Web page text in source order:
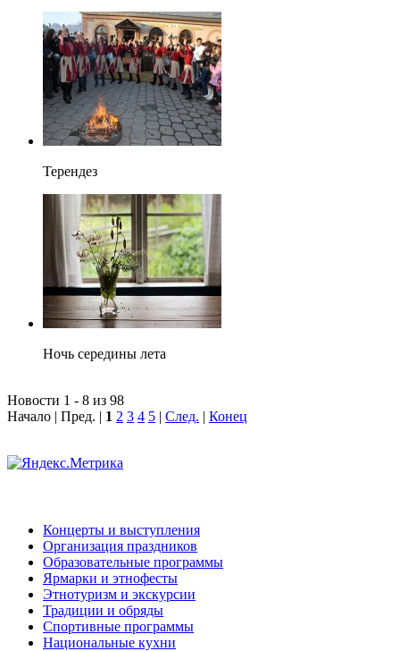
Терендез
Ночь середины лета
Новости 1 - 8 из 98
Начало | Пред. | 1 2 3 4 5 | След. | Конец
Концерты и выступления
Организация праздников
Образовательные программы
Ярмарки и этнофесты
Этнотуризм и экскурсии
Традиции и обряды
Спортивные программы
Национальные кухни